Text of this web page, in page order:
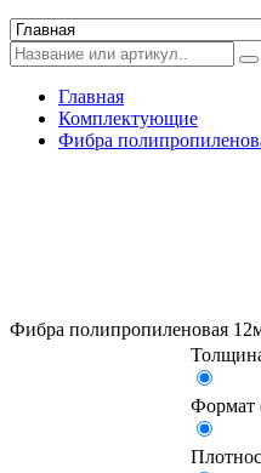
Главная
Комплектующие
Фибра
Фибра полипропиленовая